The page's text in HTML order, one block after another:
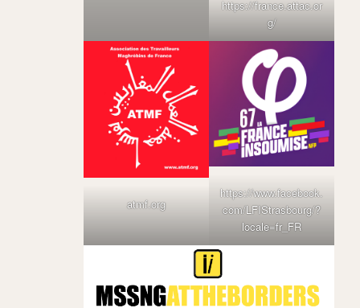
https://france.attac.or
g/
atmf.org
https://www.facebook.
com/LFIStrasbourg/?
locale=fr_FR